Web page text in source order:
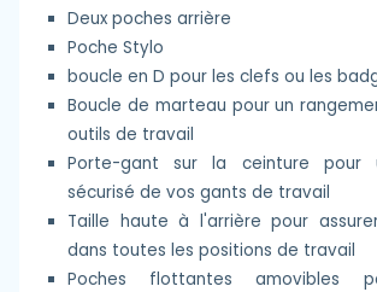
Deux poches arrière
Poche Stylo
boucle en D pour les clefs ou les
Boucle de marteau pour un
outils de travail
Porte-gant sur la ceinture pour
sécurisé de vos gants de travail
Taille haute à l'arrière pour
dans toutes les positions de travail
Poches flottantes amovibles